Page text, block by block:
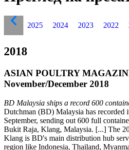
2025 2024 2023 2022
2018
ASIAN POULTRY
November/December 2018
BD Malaysia ships a record 600
Dutchman (BD) Malaysia has recorded
September, sending out 600 full
Bukit Raja, Klang, Malaysia. [...] The
Klang is BD's main distribution hub
region like Indonesia, Thailand,